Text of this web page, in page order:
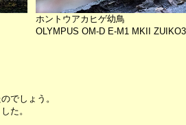
ホントウアカヒゲ幼鳥
OLYMPUS OM-D E-M1 MKII
でしょう。
た。